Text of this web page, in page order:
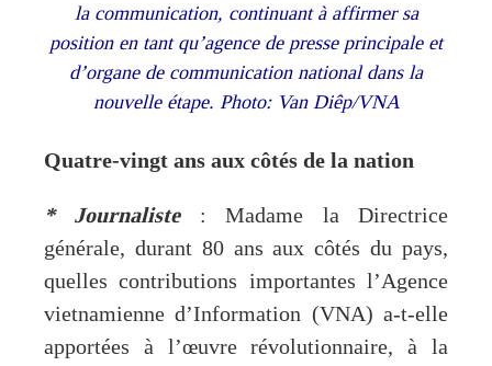
la communication, continuant à affirmer sa
position en tant qu’agence de presse principale et
d’organe de communication national dans la
nouvelle étape. Photo: Van Diêp/VNA
Quatre-vingt ans aux côtés de la nation
* Journaliste: Madame la Directrice
générale, durant 80 ans aux côtés du pays,
quelles contributions importantes l’Agence
vietnamienne d’Information (VNA) a-t-elle
apportées à l’œuvre révolutionnaire, à la